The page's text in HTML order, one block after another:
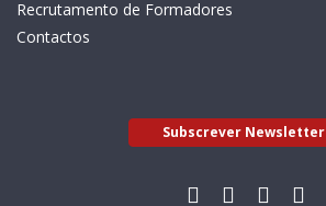
Recrutamento de Formadores
Contactos
Subscrever Newsletter